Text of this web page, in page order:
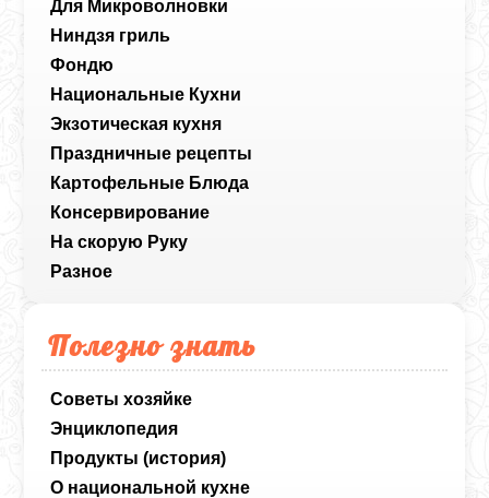
Для Микроволновки
Ниндзя гриль
Фондю
Национальные Кухни
Экзотическая кухня
Праздничные рецепты
Картофельные Блюда
Консервирование
На скорую Руку
Разное
Полезно знать
Советы хозяйке
Энциклопедия
Продукты (история)
О национальной кухне